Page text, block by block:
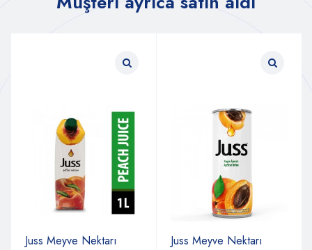
Juss Meyve Nektarı
Juss Meyve Nektarı